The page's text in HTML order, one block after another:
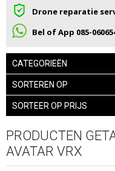
Drone reparatie
Bel of App 085-
CATEGORIEËN
SORTEREN OP
SORTEER OP PRIJS
PRODUCTEN
AVATAR VRX